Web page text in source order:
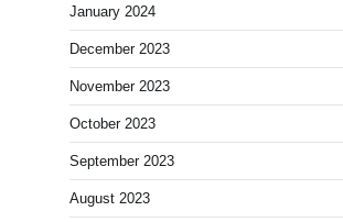
January 2024
December 2023
November 2023
October 2023
September 2023
August 2023